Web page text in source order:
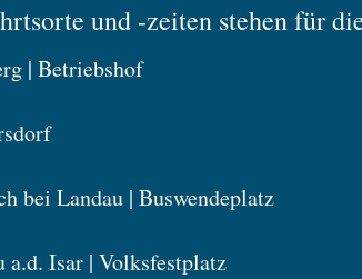
und -zeiten stehen für
| Betriebshof
bei Landau | Buswendeplatz
a.d. Isar | Volksfestplatz